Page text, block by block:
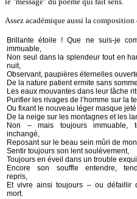
Assez académique aussi la composition
Brillante étoile ! Que ne suis-je
immuable,
Non seul dans la splendeur tout en
nuit,
Observant, paupières éternelles
De la nature patient ermite sans
Les eaux mouvantes dans leur tâche
Purifier les rivages de l’homme sur la
Ou fixant le nouveau léger masque jeté
De la neige sur les montagnes et les
Non – mais toujours immuable,
inchangé,
Reposant sur le beau sein mûri de
Sentir toujours son lent soulèvement,
Toujours en éveil dans un trouble
Encore son souffle entendre,
repris,
Et vivre ainsi toujours – ou défaillir
mort.